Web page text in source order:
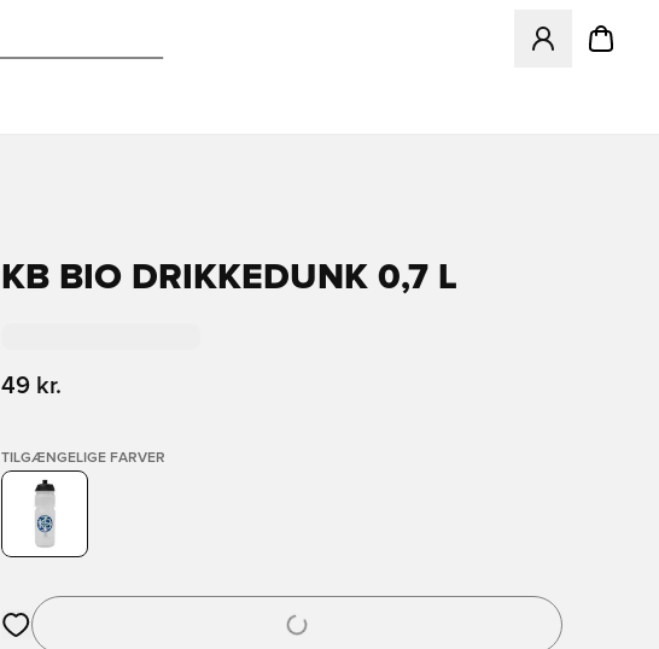
Åbner en
KB BIO DRIKKEDUNK 0,7 L
49 kr.
TILGÆNGELIGE FARVER
Åbner en Modal til at logge ind eller tilmelde dig som medlem